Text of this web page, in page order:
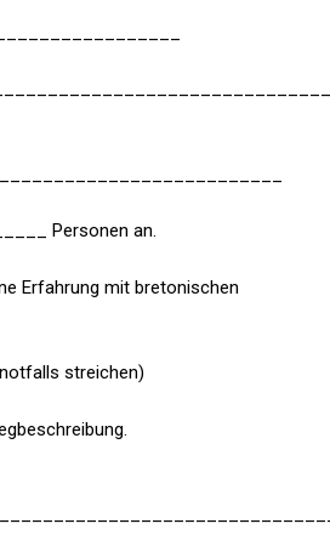
Personen an.
Erfahrung mit bretonischen
streichen)